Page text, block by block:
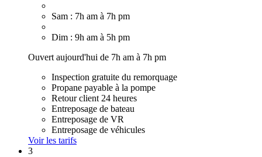
Sam : 7h am à 7h pm
Dim : 9h am à 5h pm
Ouvert aujourd'hui de 7h am à 7h pm
Inspection gratuite du remorquage
Propane payable à la pompe
Retour client 24 heures
Entreposage de bateau
Entreposage de VR
Entreposage de véhicules
Voir les tarifs
3